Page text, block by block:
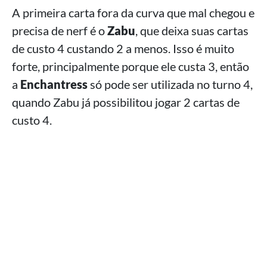
A primeira carta fora da curva que mal chegou e
precisa de nerf é oZabu, que deixa suas cartas
de custo 4 custando 2 a menos. Isso é muito
forte, principalmente porque ele custa 3, então
a Enchantresssó pode ser utilizada no turno 4,
quando Zabu já possibilitou jogar 2 cartas de
custo 4.